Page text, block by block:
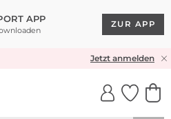
APP
ZUR APP
& RÜCKVERSANDJetzt anmelden